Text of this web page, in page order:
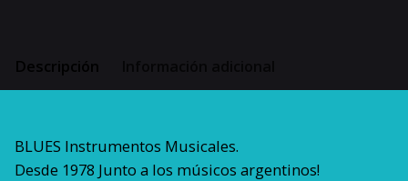
Descripción
BLUES Instrumentos Musicales.
Desde 1978 Junto a los músicos argentinos!